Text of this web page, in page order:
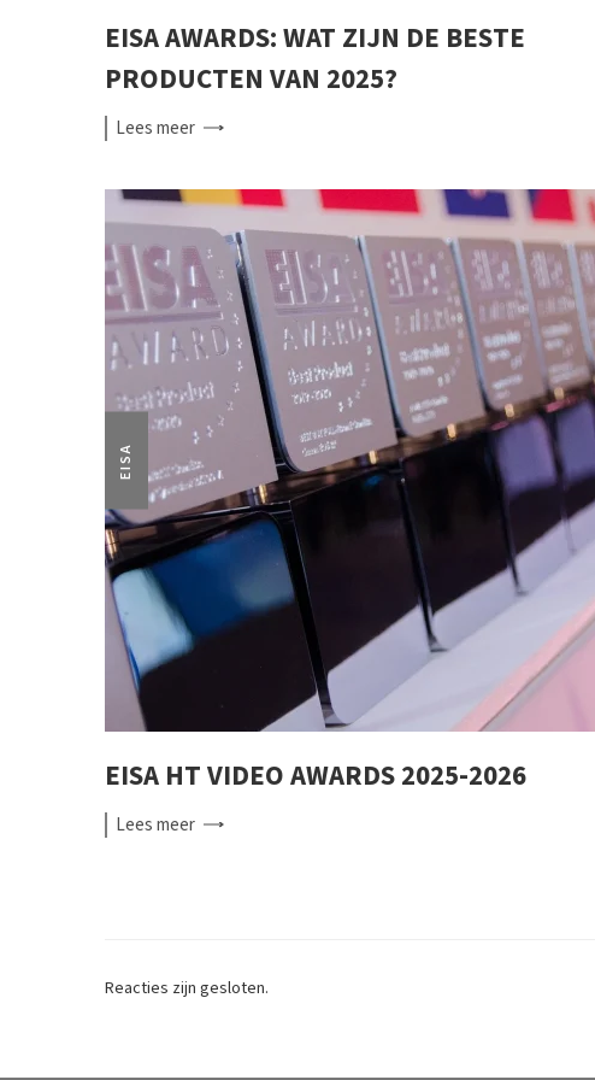
EISA AWARDS: WAT ZIJN DE BESTE
PRODUCTEN VAN 2025?
Leesmeer
EISA
EISA HT VIDEO AWARDS 2025-2026
Leesmeer
Reacties zijn gesloten.